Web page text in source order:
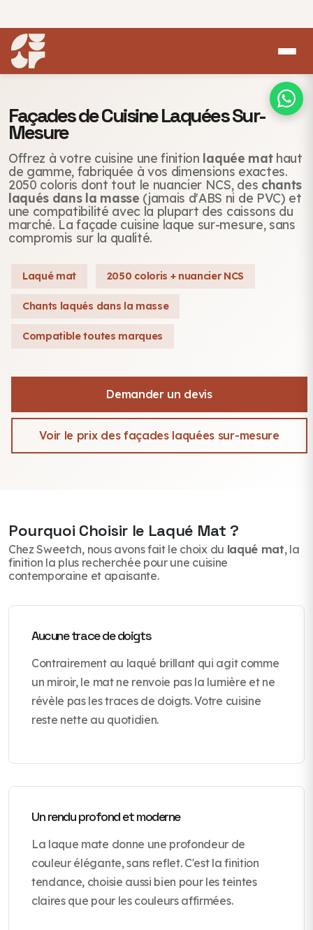
Façades de Cuisine Laquées Sur-
Mesure
Offrez à votre cuisine une finition laquée mathaut
de gamme, fabriquée à vos dimensions exactes.
2050 coloris dont tout le nuancier NCS, des chants
laqués dans la masse (jamais d'ABS ni de PVC) et
une compatibilité avec la plupart des caissons du
marché. La façade cuisine laque sur-mesure, sans
compromis sur la qualité.
Laqué mat 2050 coloris + nuancier NCS
Chants laqués dans la masse
Compatible toutes marques
Demander un devis
Voir le prix des façades laquées sur-mesure
Pourquoi Choisir le Laqué Mat ?
Chez Sweetch, nous avons fait le choix du laqué mat, la
finition la plus recherchée pour une cuisine
contemporaine et apaisante.
Aucune trace de doigts
Contrairement au laqué brillant qui agit comme
un miroir, le mat ne renvoie pas la lumière et ne
révèle pas les traces de doigts. Votre cuisine
reste nette au quotidien.
Un rendu profond et moderne
La laque mate donne une profondeur de
couleur élégante, sans reflet. C'est la finition
tendance, choisie aussi bien pour les teintes
claires que pour les couleurs affirmées.